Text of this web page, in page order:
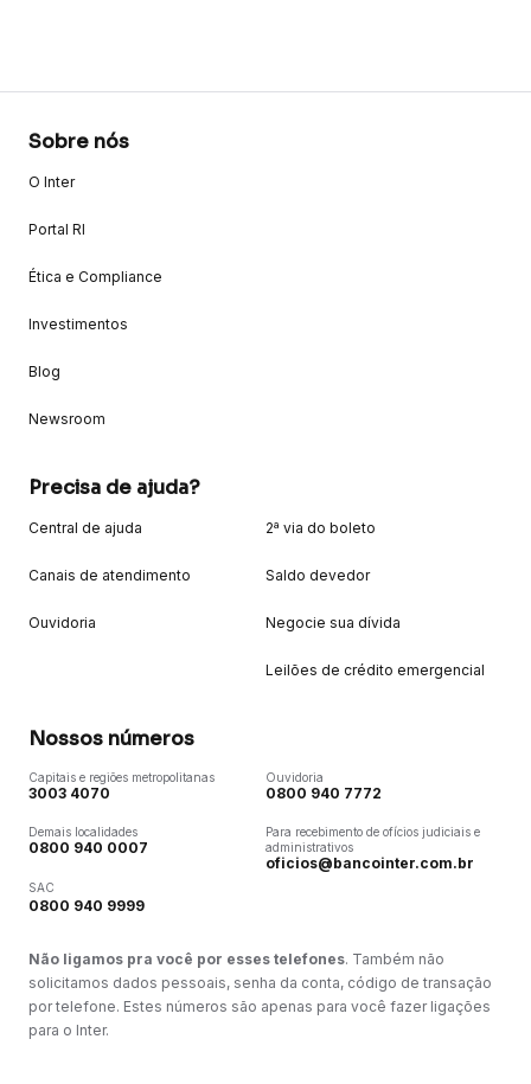
Sobre nós
O Inter
Portal RI
Ética e Compliance
Investimentos
Blog
Newsroom
Precisa de ajuda?
Central de ajuda
Canais de atendimento
Ouvidoria
2ª via do boleto
Saldo devedor
Negocie sua dívida
Leilões de crédito emergencial
Nossos números
Capitais e regiões metropolitanas
3003 4070
Demais localidades
0800 940 0007
SAC
0800 940 9999
Ouvidoria
0800 940 7772
Para recebimento de ofícios judiciais e
administrativos
oficios@bancointer.com.br
Não ligamos pra você por esses telefones. Também não
solicitamos dados pessoais, senha da conta, código de transação
por telefone. Estes números são apenas para você fazer ligações
para o Inter.